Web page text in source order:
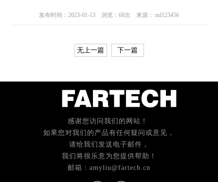
发布时间：2023-01-13 浏览：68次 来源： mf123456
无上一篇 下一篇
感谢您访问我们的网站！
如果您对我们的产品有任何疑问或意见，
请给我们发送电子邮件，
我们将很乐意为您提供帮助！
邮箱：amyliu@fartech.cn